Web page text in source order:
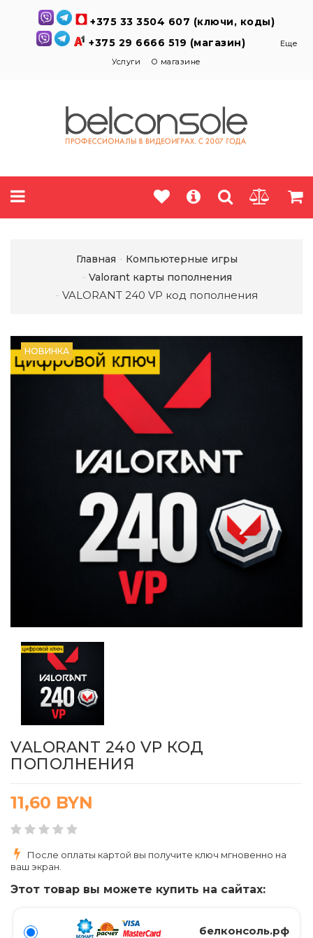
+375 33 3504 607 (ключи, коды)
+375 29 6666 519 (магазин)
Еще
Услуги
О магазине
Главная
Компьютерные игры
Valorant карты пополнения
VALORANT 240 VP код пополнения
НОВИНКА
VALORANT 240 VP КОД
ПОПОЛНЕНИЯ
11,60 BYN
После оплаты картой вы получите ключ мгновенно на
ваш экран.
Этот товар вы можете купить на сайтах:
белконсоль.рф